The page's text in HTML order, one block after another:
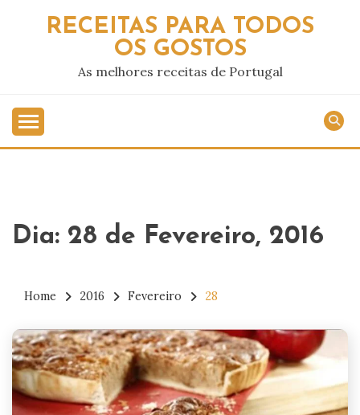
RECEITAS PARA TODOS
OS GOSTOS
As melhores receitas de Portugal
Dia: 28 de Fevereiro, 2016
Home 2016 Fevereiro 28